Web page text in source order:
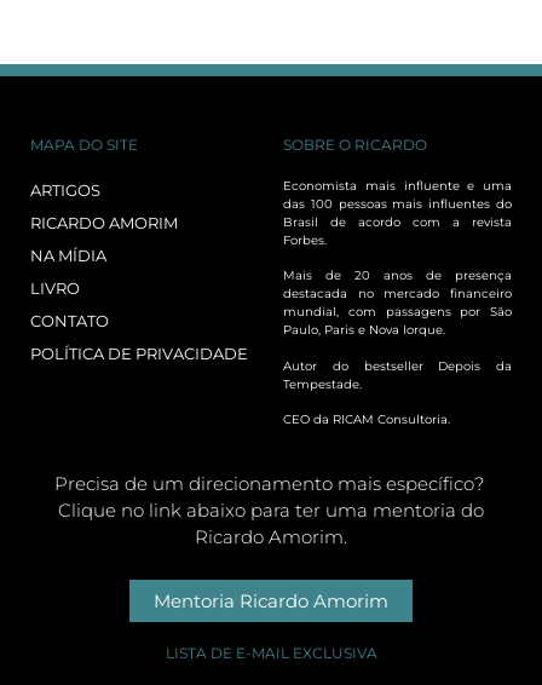
MAPA DO SITE
ARTIGOS
RICARDO AMORIM
NA MÍDIA
LIVRO
CONTATO
POLÍTICA DE PRIVACIDADE
SOBRE O RICARDO
Economista mais influente e uma
das 100 pessoas mais influentes do
Brasil de acordo com a revista
Forbes.
Mais de 20 anos de presença
destacada no mercado financeiro
mundial, com passagens por São
Paulo, Paris e Nova Iorque.
Autor do bestseller Depois da
Tempestade.
CEO da RICAM Consultoria.
Precisa de um direcionamento mais específico?
Clique no link abaixo para ter uma mentoria do
Ricardo Amorim.
Mentoria Ricardo Amorim
LISTA DE E-MAIL EXCLUSIVA